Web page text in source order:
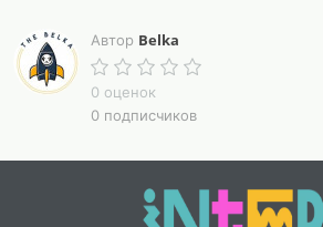
Задание с элементами
студентам придумать причину,
эти места (отработка "поэтому" и "
вопроса "почему") Например: "Я
Но вчера я не ходил на почту. Я был
потому что я встречал родителей."
можно снова попросить студентов
Автор Belka
0 оценок
0 подписчиков